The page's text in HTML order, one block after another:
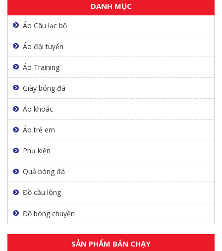
DANH MỤC
Áo Câu lạc bộ
Áo đội tuyển
Áo Training
Giày bóng đá
Áo khoác
Áo trẻ em
Phụ kiện
Quả bóng đá
Đồ cầu lông
Đồ bóng chuyền
SẢN PHẨM BÁN CHẠY